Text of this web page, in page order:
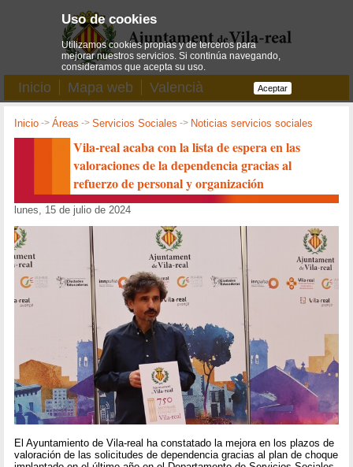
Inicio Mapa web Valencià
Inicio ->Áreas ->Servicios Sociales -> Noticias servicios sociales
Vila-real acaba con la lista de espera en las
valoraciones de la dependencia gracias al
refuerzo de personal y organización
lunes, 15 de julio de 2024
El Ayuntamiento de Vila-real ha constatado la mejora en los plazos de
valoración de las solicitudes de dependencia gracias al plan de choque
Uso de cookies
Utilizamos cookies propias y de terceros para
mejorar nuestros servicios. Si continúa navegando,
consideramos que acepta su uso.
Aceptar